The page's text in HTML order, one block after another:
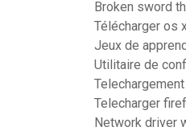
Broken sword
Télécharger os
Jeux de
Utilitaire de
Telecharger
Network driver